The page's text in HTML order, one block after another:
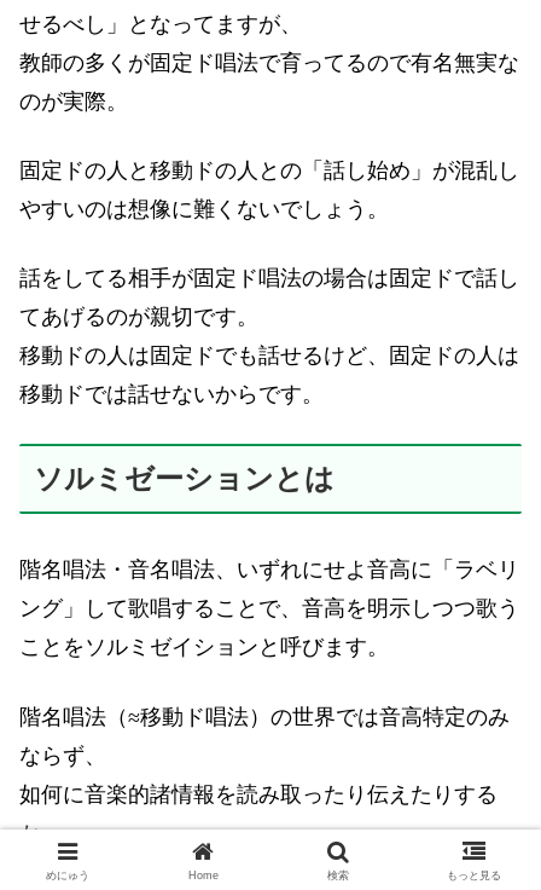
せるべし」となってますが、
教師の多くが固定ド唱法で育ってるので有名無実な
のが実際。
固定ドの人と移動ドの人との「話し始め」が混乱し
やすいのは想像に難くないでしょう。
話をしてる相手が固定ド唱法の場合は固定ドで話し
てあげるのが親切です。
移動ドの人は固定ドでも話せるけど、固定ドの人は
移動ドでは話せないからです。
ソルミゼーションとは
階名唱法・音名唱法、いずれにせよ音高に「ラベリ
ング」して歌唱することで、音高を明示しつつ歌う
ことをソルミゼイションと呼びます。
階名唱法（≈移動ド唱法）の世界では音高特定のみ
ならず、
如何に音楽的諸情報を読み取ったり伝えたりする
か、
それら方法に熟達する哲学やトレーニングを究める
めにゅう Home 検索 もっと見る